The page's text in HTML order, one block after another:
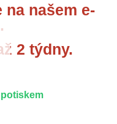
na našem e-
2 týdny.